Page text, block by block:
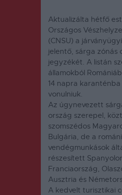
Aktualizálta hétfő
Országos
(CNSU) a
jelentő, sárga zónás
jegyzékét. A listán
államokból
14 napra karanténba
vonulniuk.
Az úgynevezett
ország szerepel,
szomszédos
Bulgária, de a
vendégmunkások
részesített
Franciaország,
Ausztria és
A kedvelt turisztikai